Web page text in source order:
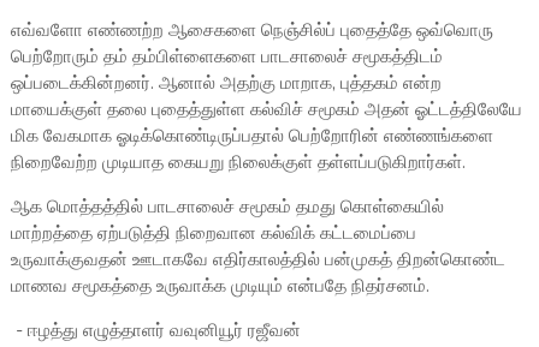
எவ்வளோ எண்ணற்ற ஆசைகளை நெஞ்சில்ப் புதைத்தே ஒவ்வொரு
பெற்றோரும் தம் தம்பிள்ளைகளை பாடசாலைச் சமூகத்திடம்
ஒப்படைக்கின்றனர். ஆனால் அதற்கு மாறாக, புத்தகம் என்ற
மாயைக்குள் தலை புதைத்துள்ள கல்விச் சமூகம் அதன் ஓட்டத்திலேயே
மிக வேகமாக ஓடிக்கொண்டிருப்பதால் பெற்றோரின் எண்ணங்களை
நிறைவேற்ற முடியாத கையறு நிலைக்குள் தள்ளப்படுகிறார்கள்.
ஆக மொத்தத்தில் பாடசாலைச் சமூகம் தமது கொள்கையில்
மாற்றத்தை ஏற்படுத்தி நிறைவான கல்விக் கட்டமைப்பை
உருவாக்குவதன் ஊடாகவே எதிர்காலத்தில் பன்முகத் திறன்கொண்ட
மாணவ சமூகத்தை உருவாக்க முடியும் என்பதே நிதர்சனம்.
- ஈழத்து எழுத்தாளர் வவுனியூர் ரஜீவன்